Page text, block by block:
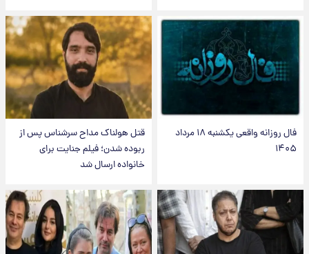
فال روزانه واقعی یکشنبه ۱۸ مرداد
۱۴۰۵
قتل هولناک مداح سرشناس پس از
ربوده شدن؛ فیلم جنایت برای
خانواده ارسال شد